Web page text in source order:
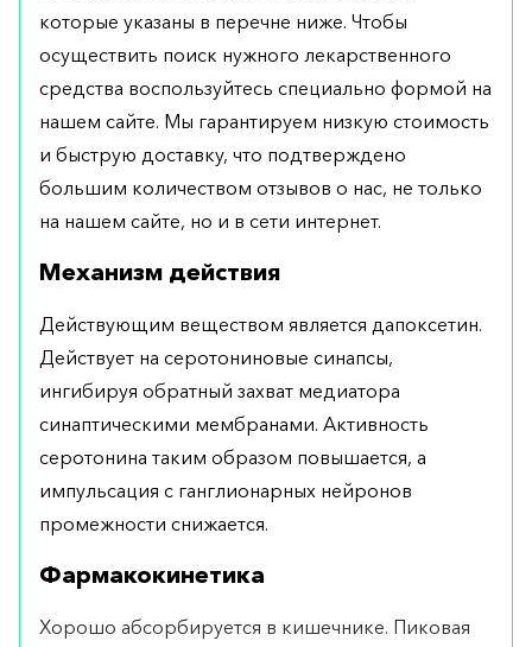
которые указаны в перечне ниже. Чтобы
осуществить поиск нужного лекарственного
средства воспользуйтесь специально формой на
нашем сайте. Мы гарантируем низкую стоимость
и быструю доставку, что подтверждено
большим количеством отзывов о нас, не только
на нашем сайте, но и в сети интернет.
Механизм действия
Действующим веществом является дапоксетин.
Действует на серотониновые синапсы,
ингибируя обратный захват медиатора
синаптическими мембранами. Активность
серотонина таким образом повышается, а
импульсация с ганглионарных нейронов
промежности снижается.
Фармакокинетика
Хорошо абсорбируется в кишечнике. Пиковая